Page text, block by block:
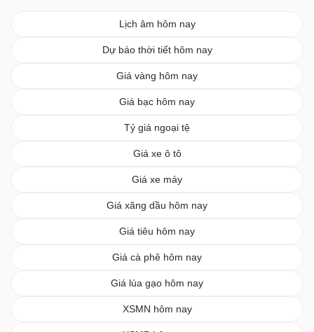
Lịch âm hôm nay
Dự báo thời tiết hôm nay
Giá vàng hôm nay
Giá bạc hôm nay
Tỷ giá ngoại tệ
Giá xe ô tô
Giá xe máy
Giá xăng dầu hôm nay
Giá tiêu hôm nay
Giá cà phê hôm nay
Giá lúa gạo hôm nay
XSMN hôm nay